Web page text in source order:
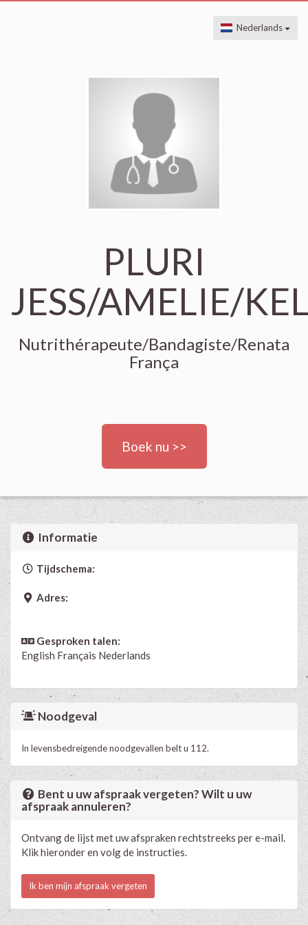
Nederlands
PLURI
JESS/AMELIE/
Nutrithérapeute/Bandagiste/Renata
França
Boek nu >>
Informatie
Tijdschema:
Adres:
Gesproken talen:
English Français Nederlands
Noodgeval
In levensbedreigende noodgevallen belt u 112.
Bent u uw afspraak vergeten? Wilt u uw
afspraak annuleren?
Ontvang de lijst met uw afspraken rechtstreeks per e-mail.
Klik hieronder en volg de instructies.
Ik ben mijn afspraak vergeten